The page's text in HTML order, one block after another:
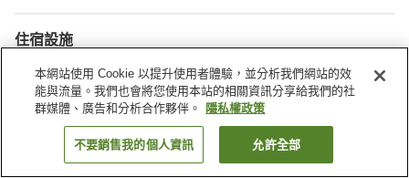
住宿設施
無線網路
私人餐廳
自動販賣機
免費停車
找客房
本網站使用 Cookie 以提升使用者體驗，並分析我們網站的效
能與流量。我們也會將您使用本站的相關資訊分享給我們的社
群媒體、廣告和分析合作夥伴。
隱私權政策
不要銷售我的個人資訊 允許全部